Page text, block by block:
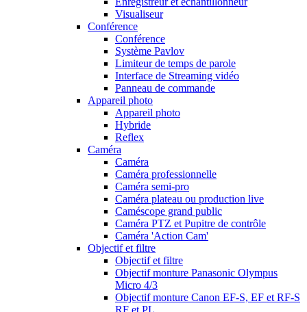
Visualiseur
Conférence
Conférence
Système Pavlov
Limiteur de temps de parole
Interface de Streaming vidéo
Panneau de commande
Appareil photo
Appareil photo
Hybride
Reflex
Caméra
Caméra
Caméra professionnelle
Caméra semi-pro
Caméra plateau ou production live
Caméscope grand public
Caméra PTZ et Pupitre de contrôle
Caméra 'Action Cam'
Objectif et filtre
Objectif et filtre
Objectif monture Panasonic Olympus
Micro 4/3
Objectif monture Canon EF-S, EF et RF-S
RF et PL